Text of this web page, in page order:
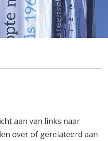
aan van links naar
over of gerelateerd aan